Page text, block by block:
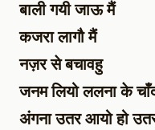
बाली गयी जाऊ मैं
कजरा लागौ मैं
नज़र से बचावहु
जनम लियो ललना के
अंगना उतर आयो हो